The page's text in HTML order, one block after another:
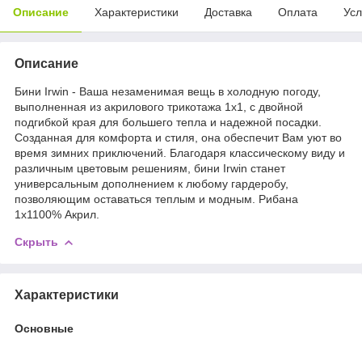
Описание Характеристики Доставка Оплата
Описание
Бини Irwin - Ваша незаменимая вещь в холодную погоду,
выполненная из акрилового трикотажа 1х1, с двойной
подгибкой края для большего тепла и надежной посадки.
Созданная для комфорта и стиля, она обеспечит Вам уют во
время зимних приключений. Благодаря классическому виду и
различным цветовым решениям, бини Irwin станет
универсальным дополнением к любому гардеробу,
позволяющим оставаться теплым и модным. Рибана
1x1100% Акрил.
Скрыть
Характеристики
Основные